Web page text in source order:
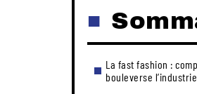
La fast fashion :
bouleverse